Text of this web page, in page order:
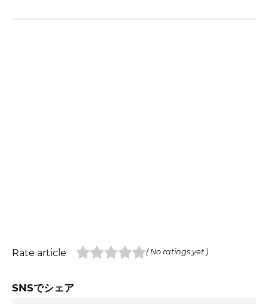
Rate article ( No ratings yet )
SNSでシェア